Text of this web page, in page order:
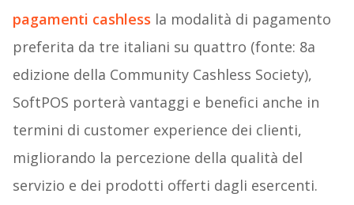
pagamenti cashless la modalità di pagamento
preferita da tre italiani su quattro (fonte: 8a
edizione della Community Cashless Society),
SoftPOS porterà vantaggi e benefici anche in
termini di customer experience dei clienti,
migliorando la percezione della qualità del
servizio e dei prodotti offerti dagli esercenti.